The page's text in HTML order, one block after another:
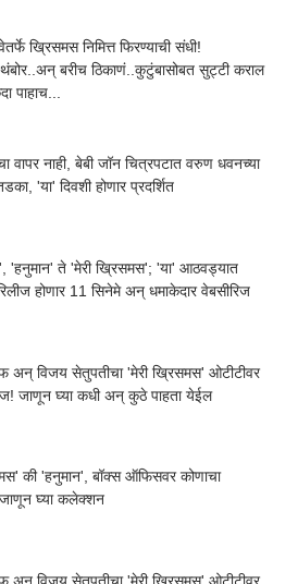
ख्रिसमस निमित्त फिरण्याची संधी!
बरीच ठिकाणं..कुटुंबासोबत सुट्टी कराल
पाहाच...
वापर नाही, बेबी जॉन चित्रपटात वरुण धवनच्या
'या' दिवशी होणार प्रदर्शित
'हनुमान' ते 'मेरी ख्रिसमस'; 'या' आठवड्यात
होणार 11 सिनेमे अन् धमाकेदार वेबसीरिज
अन् विजय सेतुपतीचा 'मेरी ख्रिसमस' ओटीटीवर
जाणून घ्या कधी अन् कुठे पाहता येईल
की 'हनुमान', बॉक्स ऑफिसवर कोणाचा
जाणून घ्या कलेक्शन